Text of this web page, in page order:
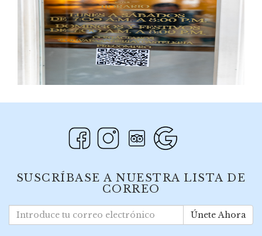
SUSCRÍBASE A NUESTRA LISTA DE
CORREO
Únete Ahora